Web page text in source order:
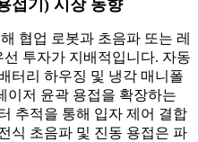
접기) 시장 동향
협업 로봇과 초음파 또는 레
투자가 지배적입니다. 자동
터리 하우징 및 냉각 매니폴
이저 윤곽 용접을 확장하는
추적을 통해 입자 제어 결합
식 초음파 및 진동 용접은 파